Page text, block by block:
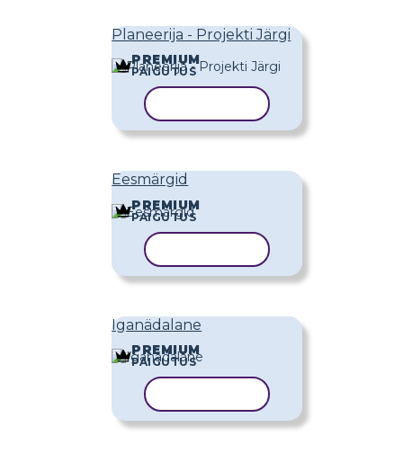
Planeerija - Projekti Järgi
PREMIUM
PAIGUTUS
Eesmärgid
PREMIUM
PAIGUTUS
Iganädalane
PREMIUM
PAIGUTUS